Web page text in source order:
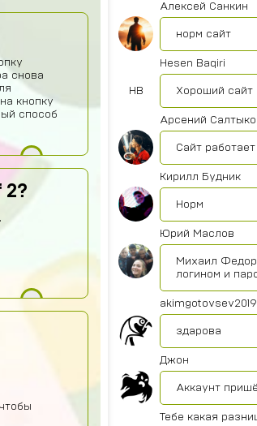
снова
кнопку
способ
2?
Алексей Санкин
норм сайт
HB
Hesen Baqiri
Хороший сайт
Арсений
Сайт работает
Кирилл Будник
Норм
Юрий Маслов
Михаил
логином и
akimgotovsev2019
здарова
Джон
Аккаунт
Тебе какая